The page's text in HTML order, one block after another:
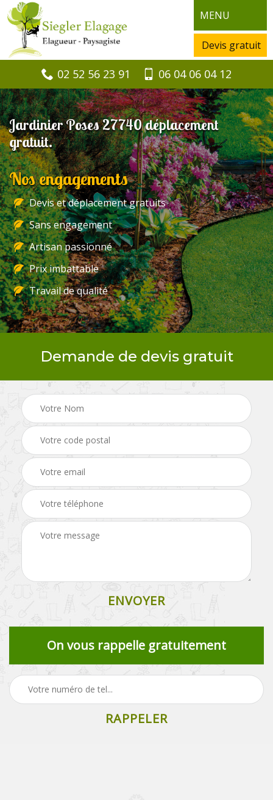
MENU
Devis gratuit
02 52 56 23 91 06 04 06 04 12
Jardinier Poses 27740 déplacement
gratuit.
Nos engagements
Devis et déplacement gratuits
Sans engagement
Artisan passionné
Prix imbattable
Travail de qualité
Demande de devis gratuit
On vous rappelle gratuitement